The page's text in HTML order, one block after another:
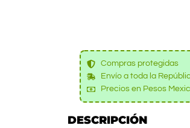
Compras protegidas
Envío a toda la
Precios en Pesos
DESCRIPCIÓN